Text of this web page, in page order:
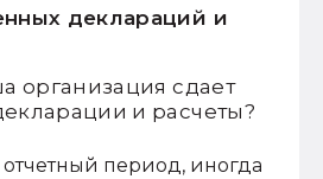
деклараций и
организация сдает
и расчеты?
период, иногда